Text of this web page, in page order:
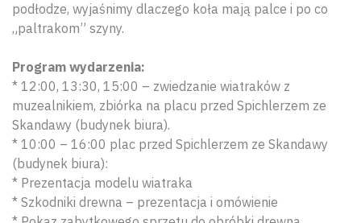
podłodze, wyjaśnimy dlaczego koła mają palce i po co
„paltrakom” szyny.
Program wydarzenia:
* 12:00, 13:30, 15:00 – zwiedzanie wiatraków z
muzealnikiem, zbiórka na placu przed Spichlerzem ze
Skandawy (budynek biura).
* 10:00 – 16:00 plac przed Spichlerzem ze Skandawy
(budynek biura):
* Prezentacja modelu wiatraka
* Szkodniki drewna – prezentacja i omówienie